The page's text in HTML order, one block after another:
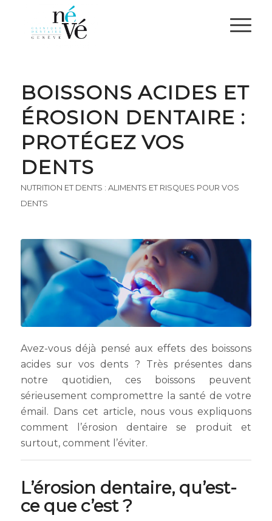
BOISSONS ACIDES ET
ÉROSION DENTAIRE :
PROTÉGEZ VOS
DENTS
NUTRITION ET DENTS : ALIMENTS ET RISQUES POUR VOS
DENTS
Avez-vous déjà pensé aux effets des boissons
acides sur vos dents ? Très présentes dans
notre quotidien, ces boissons peuvent
sérieusement compromettre la santé de votre
émail. Dans cet article, nous vous expliquons
comment l’érosion dentaire se produit et
surtout, comment l’éviter.
L’érosion dentaire, qu’est-
ce que c’est ?